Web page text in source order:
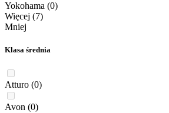
Yokohama (0)
Więcej (7)
Mniej
Klasa średnia
Atturo (0)
Avon (0)